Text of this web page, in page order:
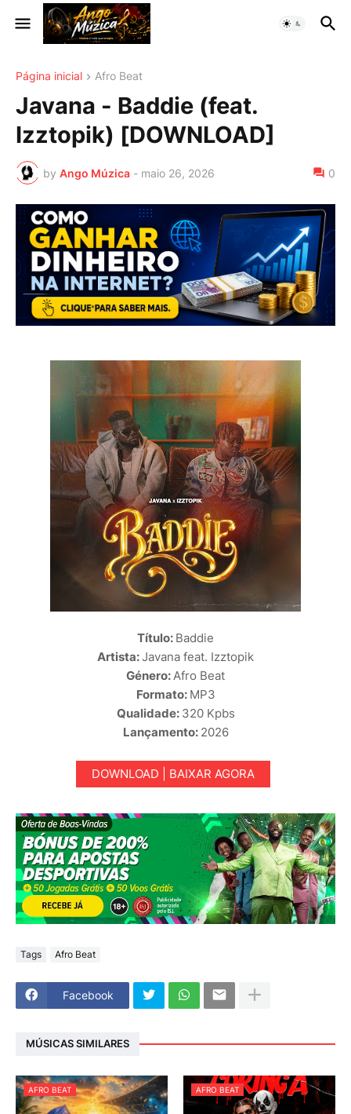
Página inicial Afro Beat
Javana - Baddie (feat.
Izztopik) [DOWNLOAD]
by Ango Múzica - maio 26, 2026 0
Título: Baddie
Artista:Javana feat. Izztopik
Género:Afro Beat
Formato: MP3
Qualidade: 320 Kpbs
Lançamento: 2026
DOWNLOAD | BAIXAR AGORA
Tags Afro Beat
Facebook
MÚSICAS SIMILARES
AFRO BEAT AFRO BEAT